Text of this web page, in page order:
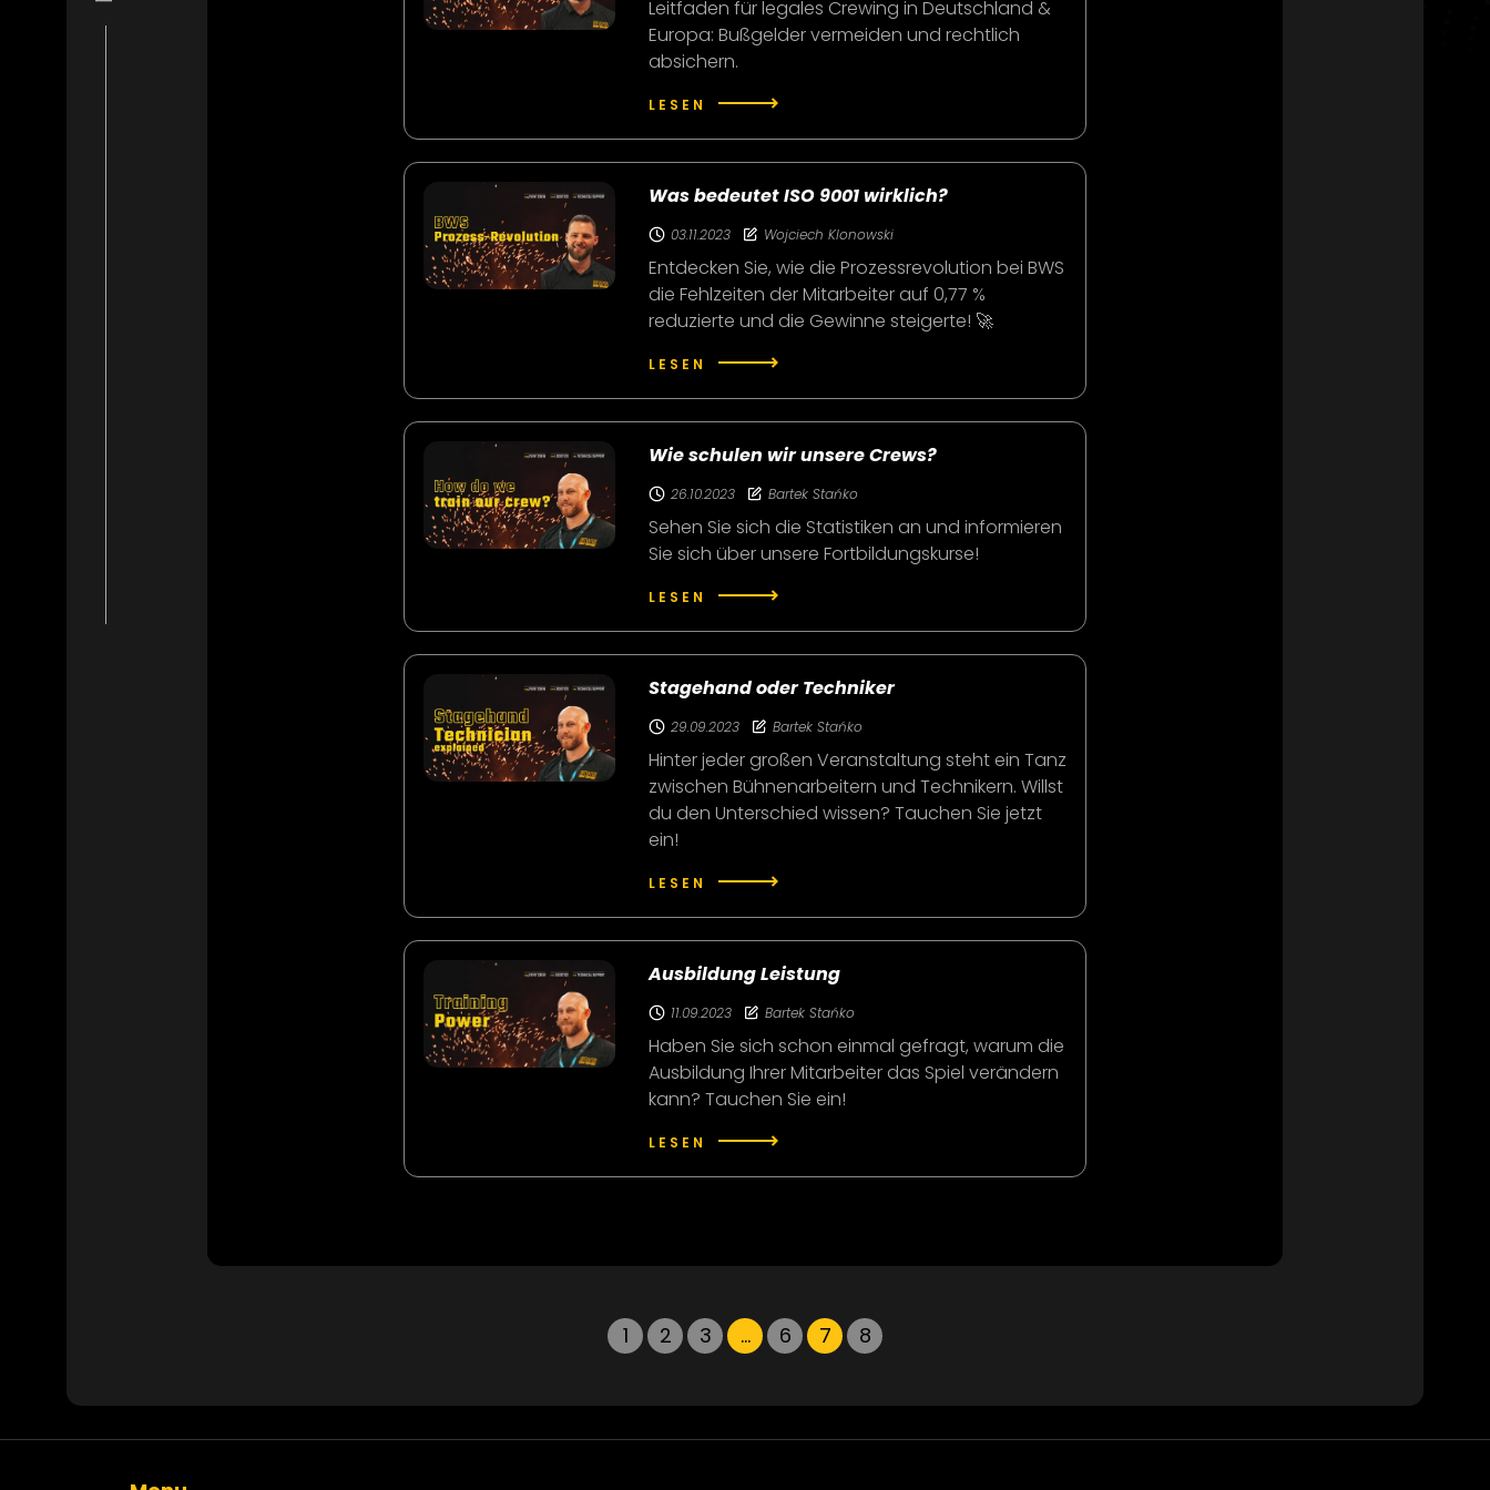
Leitfaden für legales Crewing in Deutschland &
Europa: Bußgelder vermeiden und rechtlich
absichern.
LESEN
Was bedeutet ISO 9001 wirklich?
03.11.2023 Wojciech Klonowski
Entdecken Sie, wie die Prozessrevolution bei BWS
die Fehlzeiten der Mitarbeiter auf 0,77 %
reduzierte und die Gewinne steigerte! 🚀
LESEN
Wie schulen wir unsere Crews?
26.10.2023 Bartek Stańko
Sehen Sie sich die Statistiken an und informieren
Sie sich über unsere Fortbildungskurse!
LESEN
Stagehand oder Techniker
29.09.2023 Bartek Stańko
Hinter jeder großen Veranstaltung steht ein Tanz
zwischen Bühnenarbeitern und Technikern. Willst
du den Unterschied wissen? Tauchen Sie jetzt
ein!
LESEN
Ausbildung Leistung
11.09.2023 Bartek Stańko
Haben Sie sich schon einmal gefragt, warum die
Ausbildung Ihrer Mitarbeiter das Spiel verändern
kann? Tauchen Sie ein!
LESEN
1 2 3 … 6 7 8